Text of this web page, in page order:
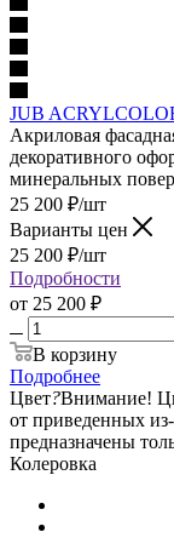
JUB
Акриловая
декоративного
минеральных
25 200 ₽/шт
Варианты цен
25 200 ₽/шт
Подробности
от 25 200 ₽
В корзину
Подробнее
Цвет?Внимание!
от приведенных
предназначены
Колеровка